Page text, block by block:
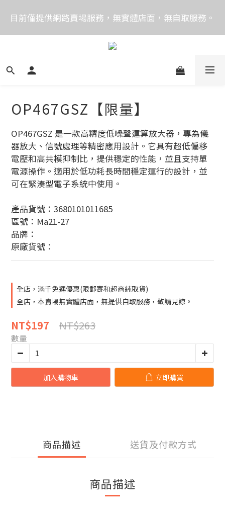
價格均含稅，下單享優惠！歡迎大量採購，由專人提供
專案報價。
目前僅提供網路賣場服務，無實體店面，無自取服務。
目前電話系統異常，暫時無法正常接聽來電，請改播
OP467GSZ【限量】
OP467GSZ 是一款高精度低噪聲運算放大器，專為儀
器放大、信號處理等精密應用設計。它具有超低偏移
電壓和高共模抑制比，提供穩定的性能，並且支持單
電源操作。適用於低功耗長時間穩定運行的設計，並
可在緊湊型電子系統中使用。
產品貨號：3680101011685
區號：Ma21-27
品牌：
原廠貨號：
全店，滿千免運優惠(限郵寄和超商純取貨)
全店，本賣場無實體店面，無提供自取服務，敬請見諒。
NT$197 NT$263
數量
加入購物車 立即購買
商品描述 送貨及付款方式
商品描述